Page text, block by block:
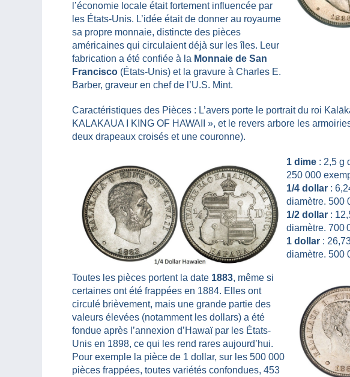
l’économie locale était fortement influencée par
les États-Unis. L’idée était de donner au royaume
sa propre monnaie, distincte des pièces
américaines qui circulaient déjà sur les îles. Leur
fabrication a été confiée à la Monnaie de San
Francisco (États-Unis) et la gravure à Charles E.
Barber, graveur en chef de l’U.S. Mint.
Caractéristiques des Pièces : L’avers porte le portrait du roi
KALAKAUA I KING OF HAWAII », et le revers arbore les
deux drapeaux croisés et une couronne).
1 dime : 2,5 g
250 000
1/4 dollar :
diamètre. 500
1/2 dollar :
diamètre. 700
1 dollar :
diamètre. 500
Toutes les pièces portent la date 1883, même si
certaines ont été frappées en 1884. Elles ont
circulé brièvement, mais une grande partie des
valeurs élevées (notamment les dollars) a été
fondue après l’annexion d’Hawaï par les États-
Unis en 1898, ce qui les rend rares aujourd’hui.
Pour exemple la pièce de 1 dollar, sur les 500 000
pièces frappées, toutes variétés confondues, 453